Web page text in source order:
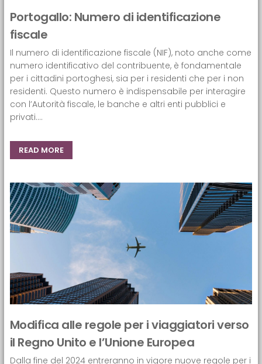
Portogallo: Numero di identificazione
fiscale
Il numero di identificazione fiscale (NIF), noto anche come
numero identificativo del contribuente, è fondamentale
per i cittadini portoghesi, sia per i residenti che per i non
residenti. Questo numero è indispensabile per interagire
con l’Autorità fiscale, le banche e altri enti pubblici e
privati....
READ MORE
Modifica alle regole per i viaggiatori verso
il Regno Unito e l’Unione Europea
Dalla fine del 2024 entreranno in vigore nuove regole per i